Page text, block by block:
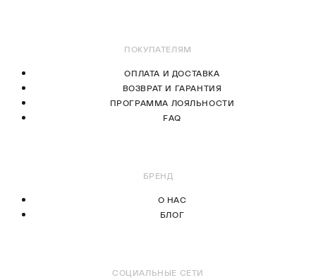
СОЦИАЛЬНЫЕ СЕТИ
ПОКУПАТЕЛЯМ
ОПЛАТА И ДОСТАВКА
ВОЗВРАТ И ГАРАНТИЯ
ПРОГРАММА ЛОЯЛЬНОСТИ
FAQ
БРЕНД
О НАС
БЛОГ